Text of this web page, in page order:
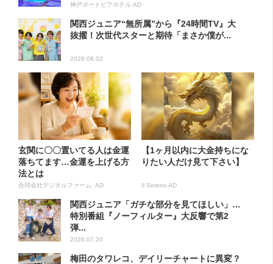
神戸ポートピアホテル AD
関西ジュニア“無所属”から『24時間TV』大
抜擢！次世代スターと期待「まさか僕が...
2026.08.02
玄関に〇〇置いてる人は金運
落ちてます…金運を上げる方
法とは
合同会社デジタルファーム AD
【1ヶ月以内に大金持ちにな
りたい人だけ見て下さい】
Il Sereno AD
関西ジュニア「ガチな部分を見てほしい」…
特別番組『ノーフィルター』大反響で第2
弾...
2026.07.20
梅田のタワレコ、デイリーチャートに異変？